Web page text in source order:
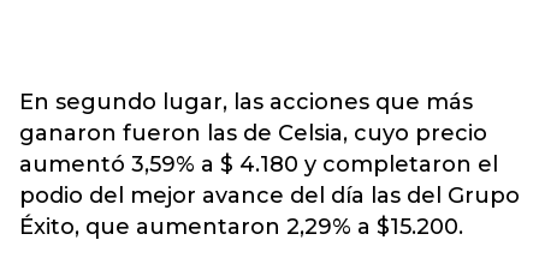
En segundo lugar, las acciones que más
ganaron fueron las de Celsia, cuyo precio
aumentó 3,59% a $ 4.180 y completaron el
podio del mejor avance del día las del Grupo
Éxito, que aumentaron 2,29% a $15.200.